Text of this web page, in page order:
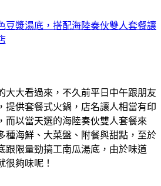
豆漿湯底，搭配海陸奏伙雙人套餐讓
大大看過來，不久前平日中午跟朋友
提供套餐式火鍋，店名讓人相當有印
而以當天選的海陸奏伙雙人套餐來
種海鮮、大菜盤、附餐與甜點，至於
跟限量勁搞工南瓜湯底，由於味道
很夠味呢！